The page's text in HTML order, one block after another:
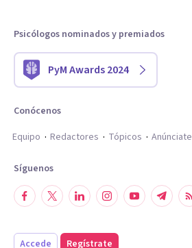
Psicólogos nominados y premiados
PyM Awards 2024
Conócenos
Equipo
Redactores Tópicos Anúnciate
Síguenos
Accede Regístrate